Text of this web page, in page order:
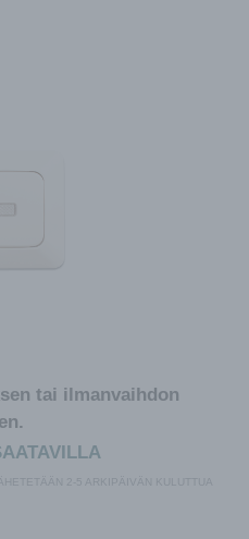
tai ilmanvaihdon
2-5 ARKIPÄIVÄN KULUTTUA